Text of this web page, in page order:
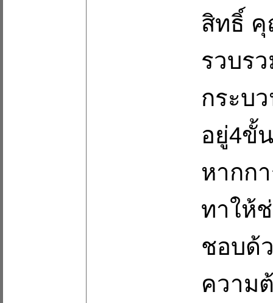
สิทธิ์ คุ
รวบร
กระบ
อยู่4ขั้
หากก
ทาให้
ชอบด้
ความ